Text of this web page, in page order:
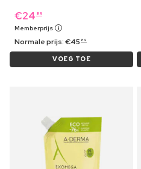
€24 89
Memberprijs
Normale prijs:€45 89
VOEG TOE